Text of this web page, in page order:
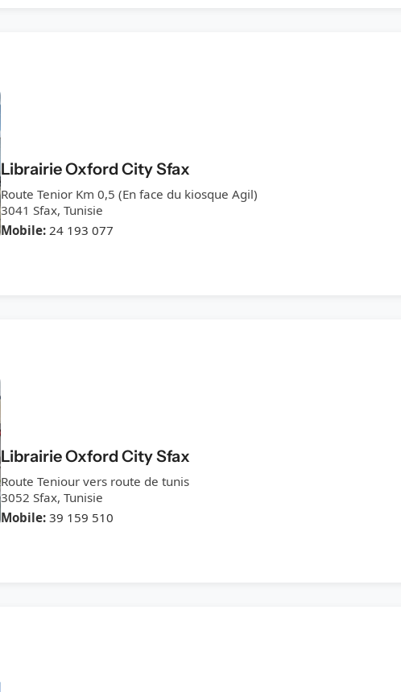
Librairie Oxford City Sfax
Route Tenior Km 0,5 (En face du kiosque Agil)
3041 Sfax, Tunisie
Mobile: 24 193 077
Librairie Oxford City Sfax
Route Teniour vers route de tunis
3052 Sfax, Tunisie
Mobile: 39 159 510